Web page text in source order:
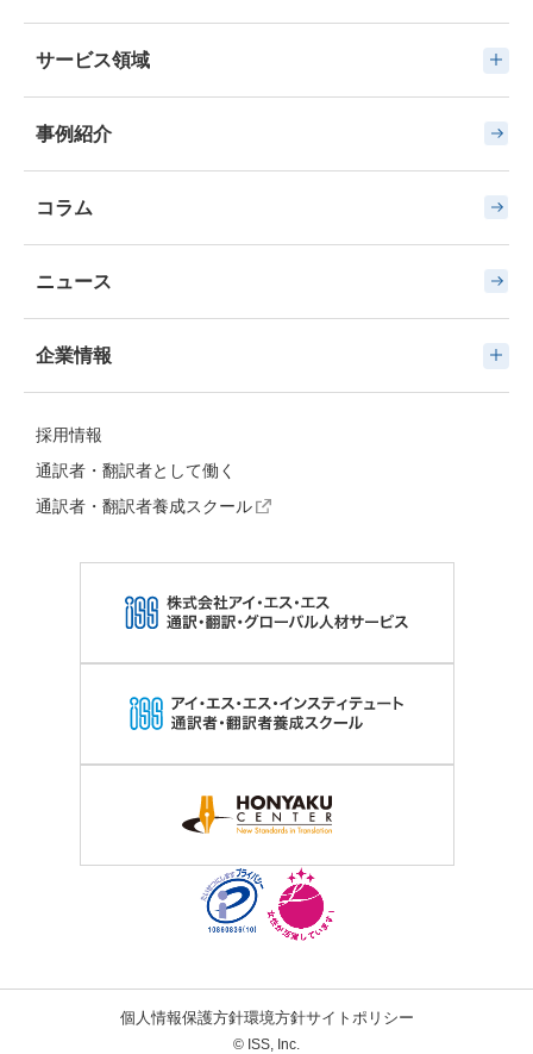
サービス領域
事例紹介
コラム
ニュース
企業情報
採用情報
通訳者・翻訳者として働く
通訳者・翻訳者養成スクール
© ISS, Inc.
個人情報保護方針環境方針サイトポリシー